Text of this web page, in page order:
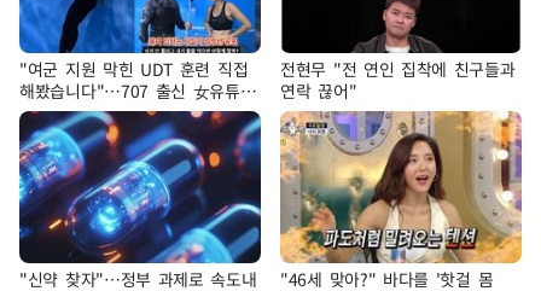
"여군 지원 막힌 UDT 훈련 직접
해봤습니다"…707 출신 女유튜버
'완벽 소화'
전현무 "전 연인 집착에 친구들과
연락 끊어"
"신약 찾자"…정부 과제로 속도내
"46세 맞아?" 바다를 '핫걸 몸